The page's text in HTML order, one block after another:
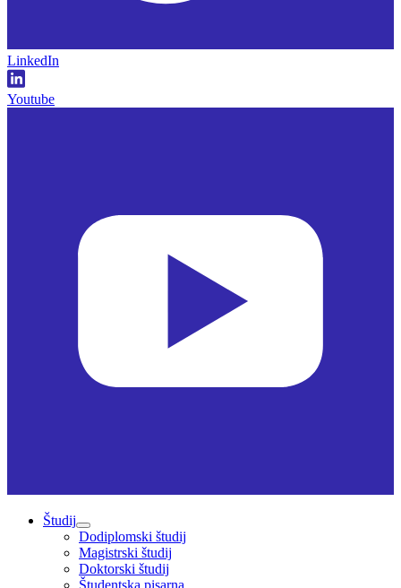
LinkedIn
Youtube
Študij
Dodiplomski študij
Magistrski študij
Doktorski študij
Študentska pisarna